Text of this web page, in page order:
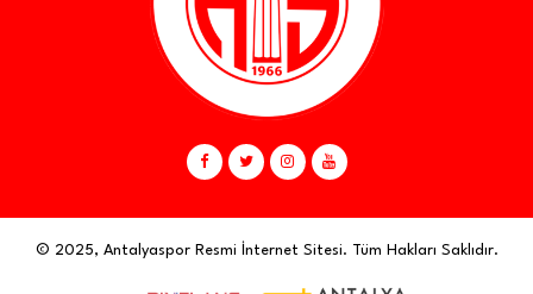
© 2025, Antalyaspor Resmi İnternet Sitesi. Tüm Hakları Saklıdır.